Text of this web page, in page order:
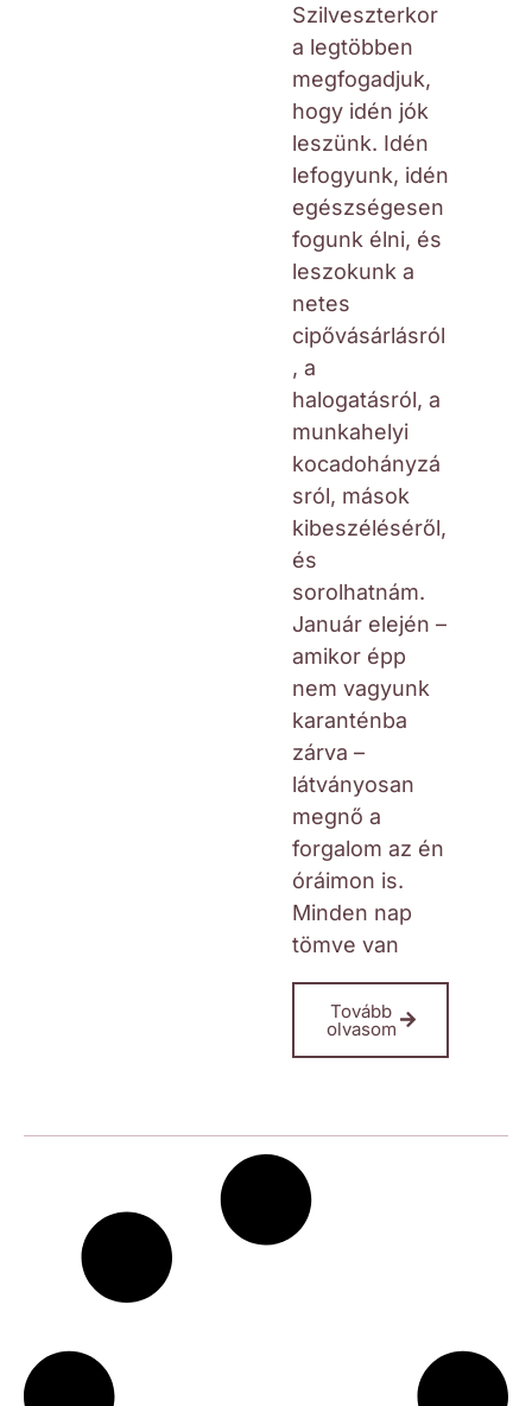
Szilveszterkor
a legtöbben
megfogadjuk,
hogy idén jók
leszünk. Idén
lefogyunk, idén
egészségesen
fogunk élni, és
leszokunk a
netes
cipővásárlásról
, a
halogatásról, a
munkahelyi
kocadohányzá
sról, mások
kibeszéléséről,
és
sorolhatnám.
Január elején –
amikor épp
nem vagyunk
karanténba
zárva –
látványosan
megnő a
forgalom az én
óráimon is.
Minden nap
tömve van
Tovább
olvasom